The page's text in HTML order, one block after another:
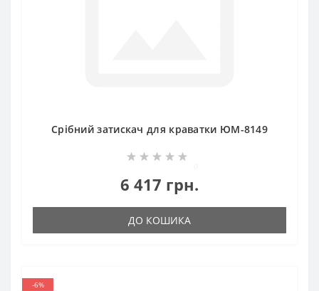
Срібний затискач для краватки ЮМ-8149
6 417 грн.
ДО КОШИКА
-6%